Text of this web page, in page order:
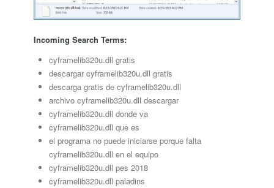
Incoming Search Terms:
cyframelib320u.dll gratis
descargar cyframelib320u.dll gratis
descarga gratis de cyframelib320u.dll
archivo cyframelib320u.dll descargar
cyframelib320u.dll donde va
cyframelib320u.dll que es
el programa no puede iniciarse porque falta
cyframelib320u.dll en el equipo
cyframelib320u.dll pes 2018
cyframelib320u.dll paladins